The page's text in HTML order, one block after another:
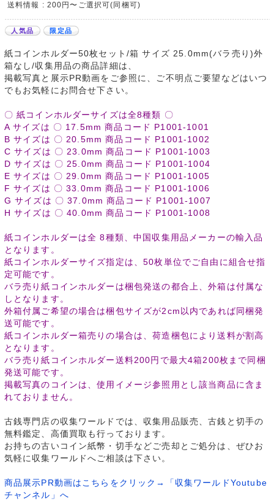
送料情報 : 200円〜ご選択可(同梱可)
人気品 限定品
紙コインホルダー50枚セット/箱 サイズ 25.0mm(バラ売り)外
箱なし/収集用品の商品詳細は、
掲載写真と展示PR動画をご参照に、ご不明点ご要望などはいつ
でもお気軽にお問合せ下さい。
〇 紙コインホルダーサイズは全8種類 〇
A サイズは 〇 17.5mm 商品コード P1001-1001
B サイズは 〇 20.5mm 商品コード P1001-1002
C サイズは 〇 23.0mm 商品コード P1001-1003
D サイズは 〇 25.0mm 商品コード P1001-1004
E サイズは 〇 29.0mm 商品コード P1001-1005
F サイズは 〇 33.0mm 商品コード P1001-1006
G サイズは 〇 37.0mm 商品コード P1001-1007
H サイズは 〇 40.0mm 商品コード P1001-1008
紙コインホルダーは全 8種類、中国収集用品メーカーの輸入品
となります。
紙コインホルダーサイズ指定は、50枚単位でご自由に組合せ指
定可能です。
バラ売り紙コインホルダーは梱包発送の都合上、外箱は付属な
しとなります。
外箱付属ご希望の場合は梱包サイズが2cm以内であれば同梱発
送可能です。
紙コインホルダー箱売りの場合は、荷造梱包により送料が割高
となります。
バラ売り紙コインホルダー送料200円で最大4箱200枚まで同梱
発送可能です。
掲載写真のコインは、使用イメージ参照用とし該当商品に含ま
れておりません。
古銭専門店の収集ワールドでは、収集用品販売、古銭と切手の
無料鑑定、高価買取も行っております。
お持ちの古いコイン紙幣・切手などご売却とご処分は、ぜひお
気軽に収集ワールドへご相談は下さい。
商品展示PR動画はこちらをクリック→「収集ワールドYoutube
チャンネル」へ